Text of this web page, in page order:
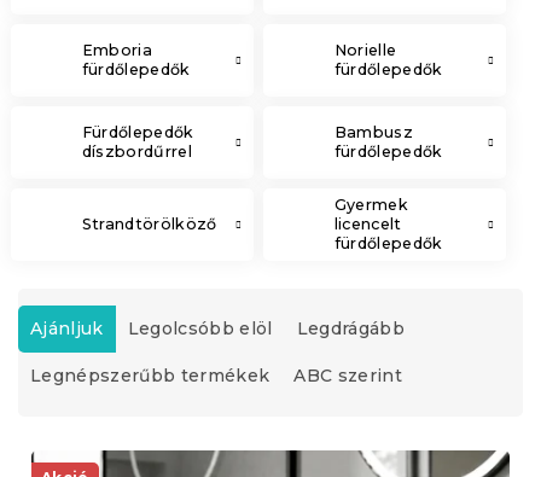
Emboria
fürdőlepedők
Norielle
fürdőlepedők
Fürdőlepedők
díszbordűrrel
Bambusz
fürdőlepedők
Strandtörölköző
Gyermek
licencelt
fürdőlepedők
T
e
r
m
e
Ajánljuk Legolcsóbb elöl Legdrágább
Legnépszerűbb termékek ABC szerint
T